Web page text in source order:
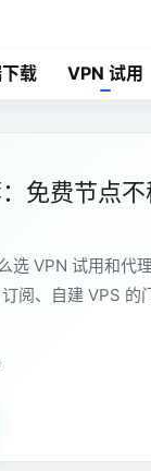
载 VPN 试用
免费节点
选 VPN 试用和代
阅、自建 VPS 的